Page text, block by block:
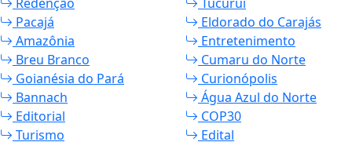
Pacajá
Eldorado do Carajás
Amazônia
Entretenimento
Breu Branco
Cumaru do Norte
Goianésia do Pará
Curionópolis
Bannach
Água Azul do Norte
Editorial
COP30
Turismo
Edital